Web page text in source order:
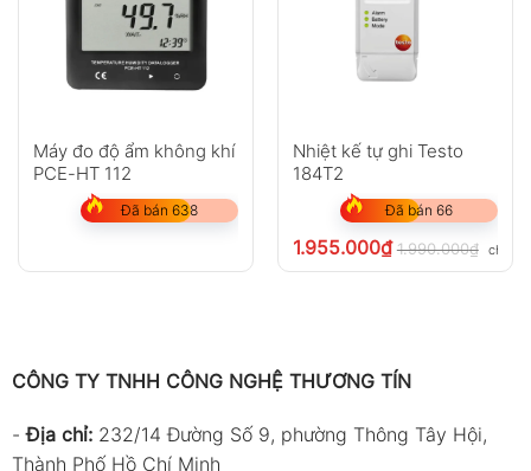
Máy đo độ ẩm không khí
PCE-HT 112
Đã bán 638
Nhiệt kế tự ghi Testo
184T2
Đã bán 66
1.955.000₫ 1.990.000₫ chưa
CÔNG TY TNHH CÔNG NGHỆ THƯƠNG TÍN
-Địa chỉ: 232/14 Đường Số 9, phường Thông Tây Hội,
Thành Phố Hồ Chí Minh